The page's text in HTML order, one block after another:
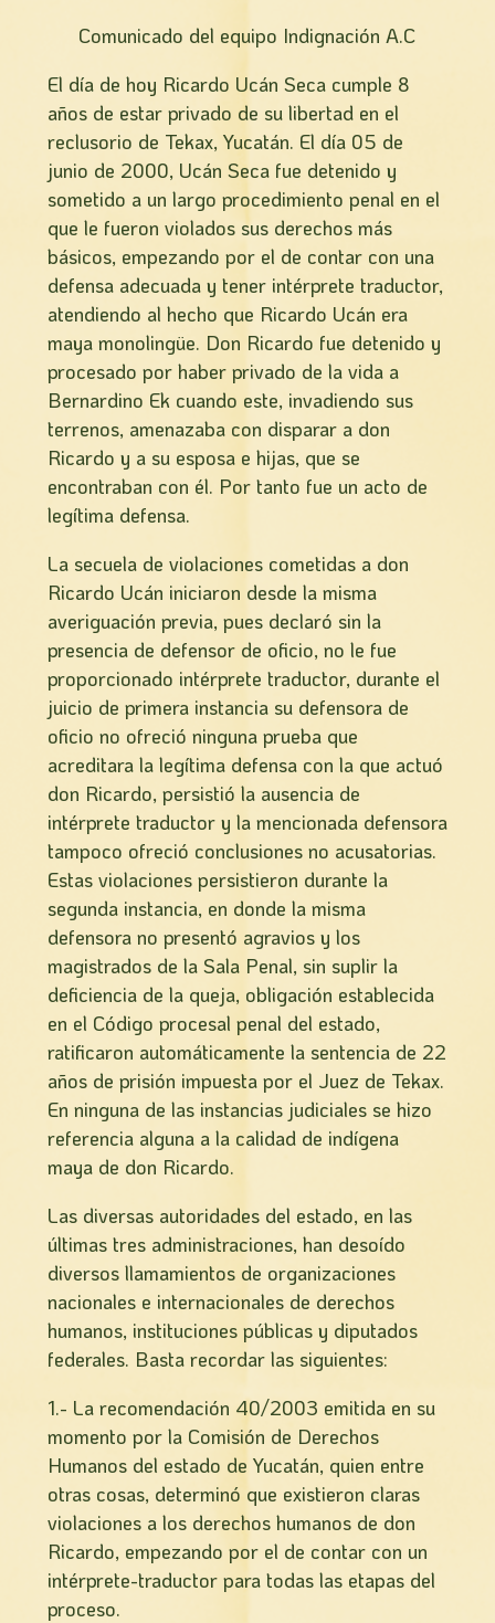
Comunicado del equipo Indignación A.C
El día de hoy Ricardo Ucán Seca cumple 8
años de estar privado de su libertad en el
reclusorio de Tekax, Yucatán. El día 05 de
junio de 2000, Ucán Seca fue detenido y
sometido a un largo procedimiento penal en el
que le fueron violados sus derechos más
básicos, empezando por el de contar con una
defensa adecuada y tener intérprete traductor,
atendiendo al hecho que Ricardo Ucán era
maya monolingüe. Don Ricardo fue detenido y
procesado por haber privado de la vida a
Bernardino Ek cuando este, invadiendo sus
terrenos, amenazaba con disparar a don
Ricardo y a su esposa e hijas, que se
encontraban con él. Por tanto fue un acto de
legítima defensa.
La secuela de violaciones cometidas a don
Ricardo Ucán iniciaron desde la misma
averiguación previa, pues declaró sin la
presencia de defensor de oficio, no le fue
proporcionado intérprete traductor, durante el
juicio de primera instancia su defensora de
oficio no ofreció ninguna prueba que
acreditara la legítima defensa con la que actuó
don Ricardo, persistió la ausencia de
intérprete traductor y la mencionada defensora
tampoco ofreció conclusiones no acusatorias.
Estas violaciones persistieron durante la
segunda instancia, en donde la misma
defensora no presentó agravios y los
magistrados de la Sala Penal, sin suplir la
deficiencia de la queja, obligación establecida
en el Código procesal penal del estado,
ratificaron automáticamente la sentencia de 22
años de prisión impuesta por el Juez de Tekax.
En ninguna de las instancias judiciales se hizo
referencia alguna a la calidad de indígena
maya de don Ricardo.
Las diversas autoridades del estado, en las
últimas tres administraciones, han desoí­do
diversos llamamientos de organizaciones
nacionales e internacionales de derechos
humanos, instituciones públicas y diputados
federales. Basta recordar las siguientes:
1.- La recomendación 40/2003 emitida en su
momento por la Comisión de Derechos
Humanos del estado de Yucatán, quien entre
otras cosas, determinó que existieron claras
violaciones a los derechos humanos de don
Ricardo, empezando por el de contar con un
intérprete-traductor para todas las etapas del
proceso.